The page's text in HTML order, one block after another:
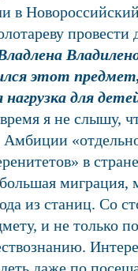
в
этот
для
я не слышу,
в
миграция,
из станиц. Со
и не только